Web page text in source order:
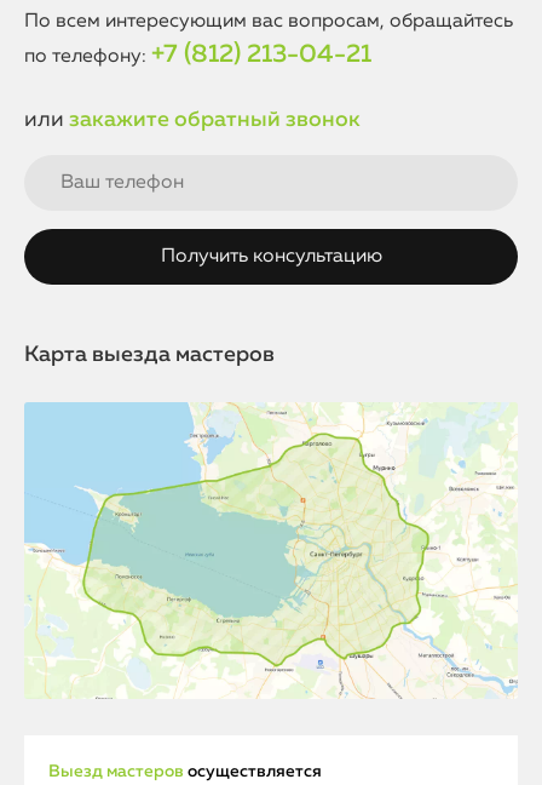
По всем интересующим вас вопросам, обращайтесь
по телефону: +7 (812) 213-04-21
или закажите обратный звонок
Карта выезда мастеров
Выезд мастеров осуществляется